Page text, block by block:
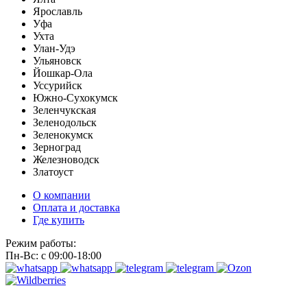
Ярославль
Уфа
Ухта
Улан-Удэ
Ульяновск
Йошкар-Ола
Уссурийск
Южно-Сухокумск
Зеленчукская
Зеленодольск
Зеленокумск
Зерноград
Железноводск
Златоуст
О компании
Оплата и доставка
Где купить
Режим работы:
Пн-Вс: с 09:00-18:00